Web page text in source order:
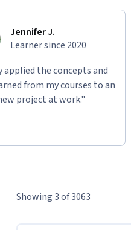
Jennifer J.
Learner since 2020
applied the concepts and
from my courses to an
project at work."
Showing 3 of 3063